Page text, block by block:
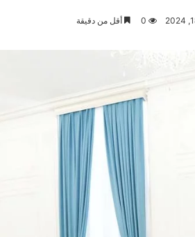
0 أقل من دقيقة